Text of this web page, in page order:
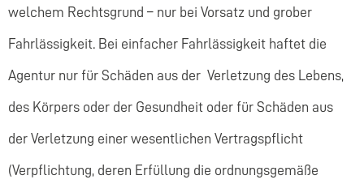
welchem Rechtsgrund – nur bei Vorsatz und grober
Fahrlässigkeit. Bei einfacher Fahrlässigkeit haftet die
Agentur nur für Schäden aus der Verletzung des Lebens,
des Körpers oder der Gesundheit oder für Schäden aus
der Verletzung einer wesentlichen Vertragspflicht
(Verpflichtung, deren Erfüllung die ordnungsgemäße